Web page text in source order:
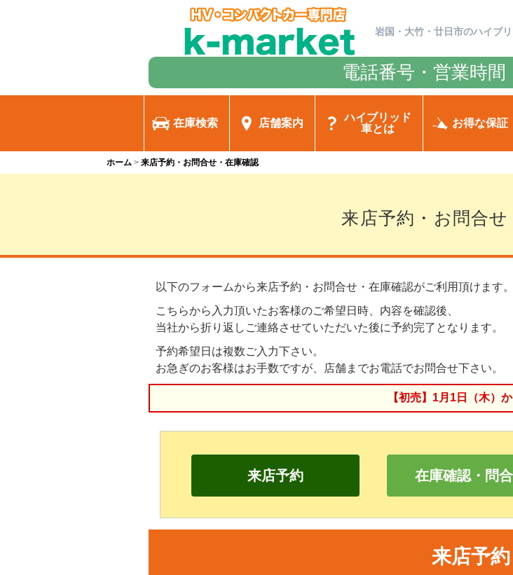
岩国・大竹・廿日市のハイブ
電話番号・営業時間
在庫検索 店舗案内
ハイブリッド
車とは
お得な保証
ホーム 来店予約・お問合せ・在庫確認
来店予約・お問合
以下のフォームから来店予約・お問合せ・在庫確認がご利用頂けます。
こちらから入力頂いたお客様のご希望日時、内容を確認後、
当社から折り返しご連絡させていただいた後に予約完了となります。
予約希望日は複数ご入力下さい。
お急ぎのお客様はお手数ですが、店舗までお電話でお問合せ下さい。
【初売】1月1日（木）
来店予約 在庫確認・問
来店予約